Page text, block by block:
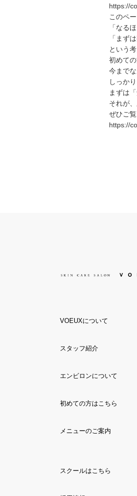
https://
このペ
「なる
「まず
という
初めて
今まで
しっか
まずは
それが
ぜひご覧
https://
VOEUXについて
スタッフ紹介
エンビロンについて
初めての方はこちら
メニューのご案内
スクールはこちら